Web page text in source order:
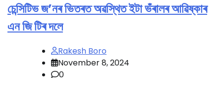
চেন্সিটিভ জ’নৰ ভিতৰত অৱস্থিত ইটা ভঁৰালৰ আৱিষ্কাৰ
এন জি টিৰ দলে
Rakesh Boro
November 8, 2024
0